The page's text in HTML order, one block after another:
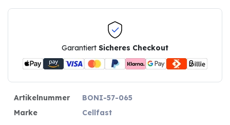
Garantiert Sicheres Checkout
Artikelnummer
BONI-57-065
Marke
Cellfast